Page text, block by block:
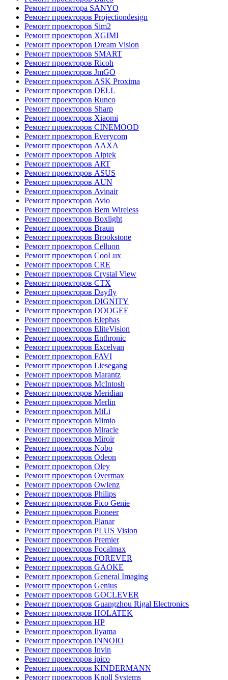
Ремонт проектора SANYO
Ремонт проекторов Projectiondesign
Ремонт проекторов Sim2
Ремонт проекторов XGIMI
Ремонт проекторов Dream Vision
Ремонт проекторов SMART
Ремонт проекторов Ricoh
Ремонт проекторов JmGO
Ремонт проекторов ASK Proxima
Ремонт проекторов DELL
Ремонт проекторов Runco
Ремонт проекторов Sharp
Ремонт проекторов Xiaomi
Ремонт проекторов CINEMOOD
Ремонт проекторов Everycom
Ремонт проекторов AAXA
Ремонт проекторов Aiptek
Ремонт проекторов ART
Ремонт проекторов ASUS
Ремонт проекторов AUN
Ремонт проекторов Avinair
Ремонт проекторов Avio
Ремонт проекторов Bem Wireless
Ремонт проекторов Boxlight
Ремонт проекторов Braun
Ремонт проекторов Brookstone
Ремонт проекторов Celluon
Ремонт проекторов CooLux
Ремонт проекторов CRE
Ремонт проекторов Crystal View
Ремонт проекторов CTX
Ремонт проекторов Dayfly
Ремонт проекторов DIGNITY
Ремонт проекторов DOOGEE
Ремонт проекторов Elephas
Ремонт проекторов EliteVision
Ремонт проекторов Enthronic
Ремонт проекторов Excelvan
Ремонт проекторов FAVI
Ремонт проекторов Liesegang
Ремонт проекторов Marantz
Ремонт проекторов McIntosh
Ремонт проекторов Meridian
Ремонт проекторов Merlin
Ремонт проекторов MiLi
Ремонт проекторов Mimio
Ремонт проекторов Miracle
Ремонт проекторов Miroir
Ремонт проекторов Nobo
Ремонт проекторов Odeon
Ремонт проекторов Oley
Ремонт проекторов Overmax
Ремонт проекторов Owlenz
Ремонт проекторов Philips
Ремонт проекторов Pico Genie
Ремонт проекторов Pioneer
Ремонт проекторов Planar
Ремонт проекторов PLUS Vision
Ремонт проекторов Premier
Ремонт проекторов Focalmax
Ремонт проекторов FOREVER
Ремонт проекторов GAOKE
Ремонт проекторов General Imaging
Ремонт проекторов Genius
Ремонт проекторов GOCLEVER
Ремонт проекторов Guangzhou Rigal Electronics
Ремонт проекторов HOLATEK
Ремонт проекторов HP
Ремонт проекторов Iiyama
Ремонт проекторов INNOIO
Ремонт проекторов Invin
Ремонт проекторов ipico
Ремонт проекторов KINDERMANN
Ремонт проекторов Knoll Systems